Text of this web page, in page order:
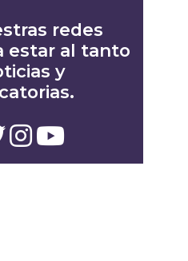
redes
estar al tanto
y